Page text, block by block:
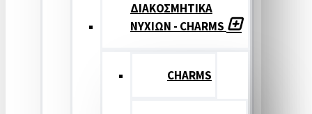
ΔΙΑΚΟΣΜΗΤΙΚΑ
ΝΥΧΙΩΝ - CHARMS
CHARMS